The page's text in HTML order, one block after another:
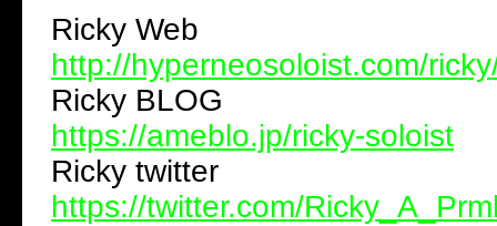
Ricky Web
http://hyperneosoloist.com/
Ricky BLOG
https://ameblo.jp/ricky-soloist
Ricky twitter
https://twitter.com/